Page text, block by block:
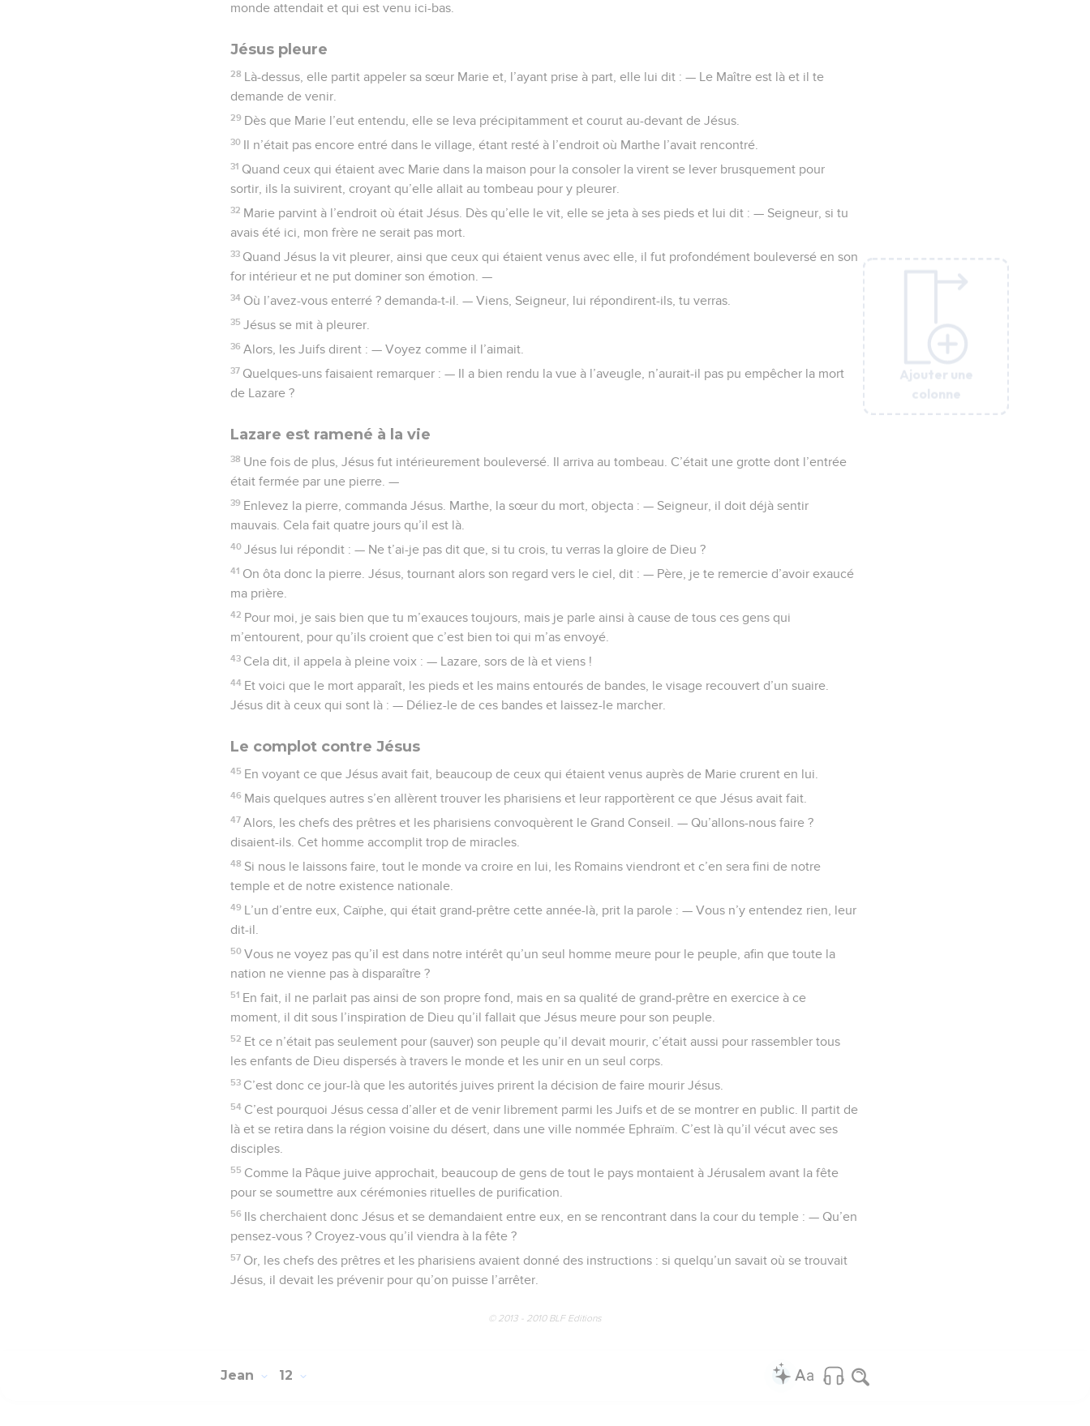
Ajouter une
colonne
monde attendait et qui est venu ici-bas.
Jésus pleure
28 Là-dessus, elle partit appeler sa sœur Marie et, l’ayant prise à part, elle lui dit : — Le Maître est là et il te
demande de venir.
29 Dès que Marie l’eut entendu, elle se leva précipitamment et courut au-devant de Jésus.
30 Il n’était pas encore entré dans le village, étant resté à l’endroit où Marthe l’avait rencontré.
31 Quand ceux qui étaient avec Marie dans la maison pour la consoler la virent se lever brusquement pour
sortir, ils la suivirent, croyant qu’elle allait au tombeau pour y pleurer.
32 Marie parvint à l’endroit où était Jésus. Dès qu’elle le vit, elle se jeta à ses pieds et lui dit : — Seigneur, si tu
avais été ici, mon frère ne serait pas mort.
33 Quand Jésus la vit pleurer, ainsi que ceux qui étaient venus avec elle, il fut profondément bouleversé en son
for intérieur et ne put dominer son émotion. —
34 Où l’avez-vous enterré ? demanda-t-il. — Viens, Seigneur, lui répondirent-ils, tu verras.
35 Jésus se mit à pleurer.
36 Alors, les Juifs dirent : — Voyez comme il l’aimait.
37 Quelques-uns faisaient remarquer : — Il a bien rendu la vue à l’aveugle, n’aurait-il pas pu empêcher la mort
de Lazare ?
Lazare est ramené à la vie
38 Une fois de plus, Jésus fut intérieurement bouleversé. Il arriva au tombeau. C’était une grotte dont l’entrée
était fermée par une pierre. —
39 Enlevez la pierre, commanda Jésus. Marthe, la sœur du mort, objecta : — Seigneur, il doit déjà sentir
mauvais. Cela fait quatre jours qu’il est là.
40 Jésus lui répondit : — Ne t’ai-je pas dit que, si tu crois, tu verras la gloire de Dieu ?
41 On ôta donc la pierre. Jésus, tournant alors son regard vers le ciel, dit : — Père, je te remercie d’avoir exaucé
ma prière.
42 Pour moi, je sais bien que tu m’exauces toujours, mais je parle ainsi à cause de tous ces gens qui
m’entourent, pour qu’ils croient que c’est bien toi qui m’as envoyé.
43 Cela dit, il appela à pleine voix : — Lazare, sors de là et viens !
44 Et voici que le mort apparaît, les pieds et les mains entourés de bandes, le visage recouvert d’un suaire.
Jésus dit à ceux qui sont là : — Déliez-le de ces bandes et laissez-le marcher.
Le complot contre Jésus
45 En voyant ce que Jésus avait fait, beaucoup de ceux qui étaient venus auprès de Marie crurent en lui.
46 Mais quelques autres s’en allèrent trouver les pharisiens et leur rapportèrent ce que Jésus avait fait.
47 Alors, les chefs des prêtres et les pharisiens convoquèrent le Grand Conseil. — Qu’allons-nous faire ?
disaient-ils. Cet homme accomplit trop de miracles.
48 Si nous le laissons faire, tout le monde va croire en lui, les Romains viendront et c’en sera fini de notre
temple et de notre existence nationale.
49 L’un d’entre eux, Caïphe, qui était grand-prêtre cette année-là, prit la parole : — Vous n’y entendez rien, leur
dit-il.
50 Vous ne voyez pas qu’il est dans notre intérêt qu’un seul homme meure pour le peuple, afin que toute la
nation ne vienne pas à disparaître ?
51 En fait, il ne parlait pas ainsi de son propre fond, mais en sa qualité de grand-prêtre en exercice à ce
moment, il dit sous l’inspiration de Dieu qu’il fallait que Jésus meure pour son peuple.
52 Et ce n’était pas seulement pour (sauver) son peuple qu’il devait mourir, c’était aussi pour rassembler tous
les enfants de Dieu dispersés à travers le monde et les unir en un seul corps.
53 C’est donc ce jour-là que les autorités juives prirent la décision de faire mourir Jésus.
54 C’est pourquoi Jésus cessa d’aller et de venir librement parmi les Juifs et de se montrer en public. Il partit de
là et se retira dans la région voisine du désert, dans une ville nommée Ephraïm. C’est là qu’il vécut avec ses
disciples.
55 Comme la Pâque juive approchait, beaucoup de gens de tout le pays montaient à Jérusalem avant la fête
pour se soumettre aux cérémonies rituelles de purification.
56 Ils cherchaient donc Jésus et se demandaient entre eux, en se rencontrant dans la cour du temple : — Qu’en
pensez-vous ? Croyez-vous qu’il viendra à la fête ?
57 Or, les chefs des prêtres et les pharisiens avaient donné des instructions : si quelqu’un savait où se trouvait
Jésus, il devait les prévenir pour qu’on puisse l’arrêter.
© 2013 - 2010 BLF Editions
Ajouter une
colonne
Jean 12
Ajouter une
colonne
Ajouter une
colonne
Ajouter une
colonne